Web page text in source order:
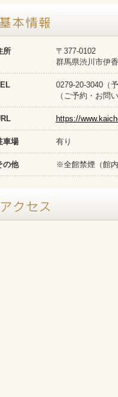
所
〒377-0102
群馬県渋川市伊
0279-20-3040（予
（ご予約・お問
https://
車場 有り
の他 ※全館禁煙（館内